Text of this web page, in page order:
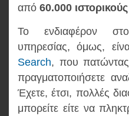
από 60.000
Το ενδιαφέρον
υπηρεσίας, όμως,
Search, που
πραγματοποιήσετε
Έχετε, έτσι, πολλές
μπορείτε είτε να